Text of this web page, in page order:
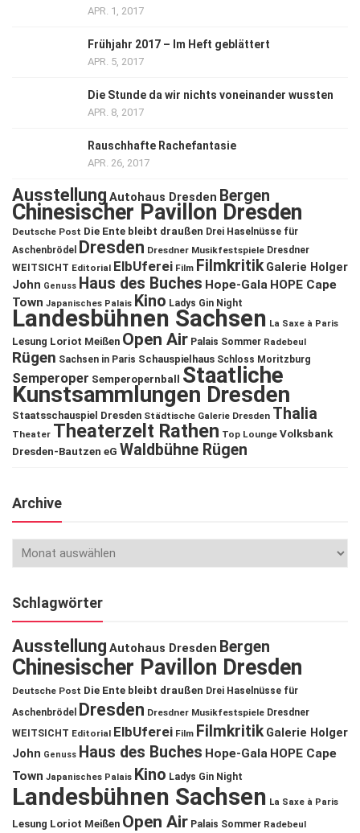
APR. 1, 2017
Frühjahr 2017 – Im Heft geblättert
APR. 5, 2017
Die Stunde da wir nichts voneinander wussten
APR. 8, 2017
Rauschhafte Rachefantasie
APR. 26, 2017
Ausstellung Autohaus Dresden Bergen
Chinesischer Pavillon Dresden
Deutsche Post Die Ente bleibt draußen Drei Haselnüsse für
Aschenbrödel
Dresden Dresdner Musikfestspiele Dresdner
WEITSICHT Editorial ElbUferei Film Filmkritik Galerie Holger
John Genuss Haus des Buches Hope-Gala HOPE Cape
Town Japanisches Palais Kino Ladys Gin Night
Landesbühnen Sachsen La Saxe à Paris
Lesung Loriot Meißen Open Air Palais Sommer Radebeul
Rügen Sachsen in Paris Schauspielhaus Schloss Moritzburg
Semperoper Semperopernball Staatliche
Kunstsammlungen Dresden
Staatsschauspiel Dresden Städtische Galerie Dresden Thalia
Theater Theaterzelt Rathen Top Lounge Volksbank
Dresden-Bautzen eG Waldbühne Rügen
Archive
Schlagwörter
Ausstellung Autohaus Dresden Bergen
Chinesischer Pavillon Dresden
Deutsche Post Die Ente bleibt draußen Drei Haselnüsse für
Aschenbrödel
Dresden Dresdner Musikfestspiele Dresdner
WEITSICHT Editorial ElbUferei Film Filmkritik Galerie Holger
John Genuss Haus des Buches Hope-Gala HOPE Cape
Town Japanisches Palais Kino Ladys Gin Night
Landesbühnen Sachsen La Saxe à Paris
Lesung Loriot Meißen Open Air Palais Sommer Radebeul